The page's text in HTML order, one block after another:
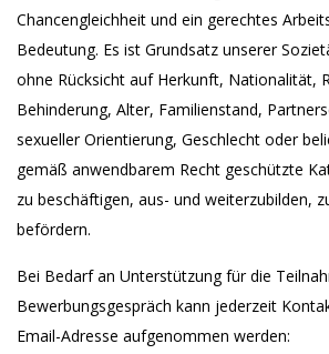
Chancengleichheit und ein gerechtes
Bedeutung. Es ist Grundsatz unserer
ohne Rücksicht auf Herkunft, Nationalität,
Behinderung, Alter, Familienstand,
sexueller Orientierung, Geschlecht oder
gemäß anwendbarem Recht geschützte
zu beschäftigen, aus- und weiterzubilden,
befördern.
Bei Bedarf an Unterstützung für die
Bewerbungsgespräch kann jederzeit
Email-Adresse aufgenommen werden: